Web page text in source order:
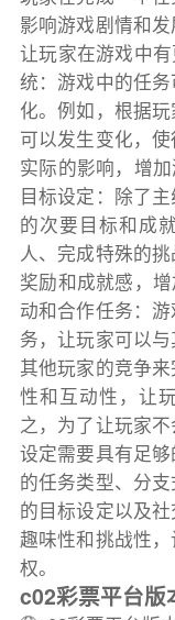
影响游戏剧情和
让玩家在游戏中
统：游戏中的任
化。例如，根据
可以发生变化，
实际的影响，增
目标设定：除了
的次要目标和成
人、完成特殊的
奖励和成就感，
动和合作任务：
务，让玩家可以
其他玩家的竞争
性和互动性，让
之，为了让玩家
设定需要具有足
的任务类型、分
的目标设定以及
趣味性和挑战性
权。
c02彩票平台版